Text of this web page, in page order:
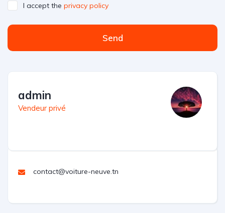
I accept the privacy policy
Send
admin
Vendeur privé
contact@voiture-neuve.tn